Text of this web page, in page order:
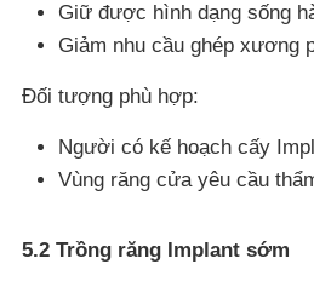
Giữ được hình dạng sống
Giảm nhu cầu ghép xương
Đối tượng phù hợp:
Người có kế hoạch cấy
Vùng răng cửa yêu cầu
5.2 Trồng răng Implant sớm